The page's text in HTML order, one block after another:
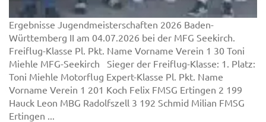
Ergebnisse Jugendmeisterschaften 2026 Baden-
Württemberg II am 04.07.2026 bei der MFG Seekirch.
Freiflug-Klasse Pl. Pkt. Name Vorname Verein 1 30 Toni
Miehle MFG-Seekirch Sieger der Freiflug-Klasse: 1. Platz:
Toni Miehle Motorflug Expert-Klasse Pl. Pkt. Name
Vorname Verein 1 201 Koch Felix FMSG Ertingen 2 199
Hauck Leon MBG Radolfszell 3 192 Schmid Milian FMSG
Ertingen ...